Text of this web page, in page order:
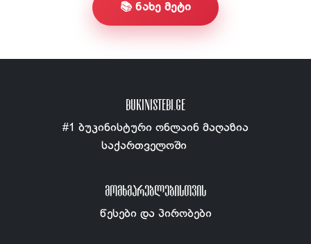
📚 ნახე მეტი
BUKINISTEBI.GE
#1 ბუკინისტური ონლაინ მაღაზია
საქართველოში
ᲛᲝᲛᲮᲛᲐᲠᲔᲑᲚᲔᲑᲘᲡᲗᲕᲘᲡ
წესები და პირობები